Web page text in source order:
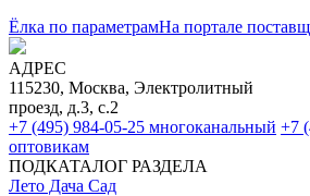
Ёлка по параметрамНа портале
АДРЕС
115230, Москва, Электролитный
проезд, д.3, с.2
+7 (495) 984-05-25 многоканальный +7
оптовикам
ПОДКАТАЛОГ РАЗДЕЛА
Лето Дача Сад